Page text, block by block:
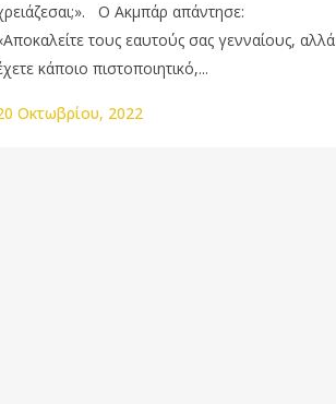
Ο Ακμπάρ απάντησε:
τους εαυτούς σας γενναίους, αλλά
κάποιο πιστοποιητικό,...
Οκτωβρίου, 2022